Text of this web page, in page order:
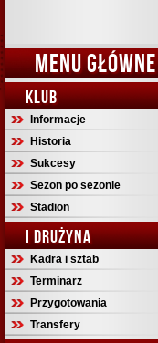
MENU GŁÓWNE
KLUB
Informacje
Historia
Sukcesy
Sezon po sezonie
Stadion
I DRUŻYNA
Kadra i sztab
Terminarz
Przygotowania
Transfery